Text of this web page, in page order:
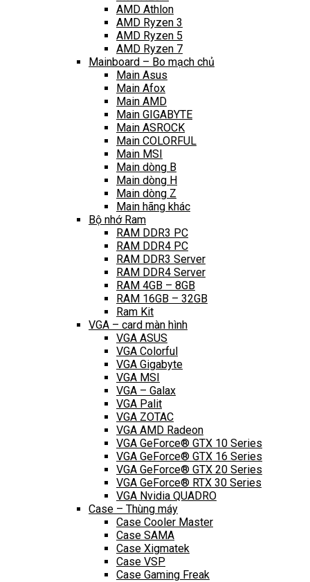
AMD Athlon
AMD Ryzen 3
AMD Ryzen 5
AMD Ryzen 7
Mainboard – Bo mạch chủ
Main Asus
Main Afox
Main AMD
Main GIGABYTE
Main ASROCK
Main COLORFUL
Main MSI
Main dòng B
Main dòng H
Main dòng Z
Main hãng khác
Bộ nhớ Ram
RAM DDR3 PC
RAM DDR4 PC
RAM DDR3 Server
RAM DDR4 Server
RAM 4GB – 8GB
RAM 16GB – 32GB
Ram Kit
VGA – card màn hình
VGA ASUS
VGA Colorful
VGA Gigabyte
VGA MSI
VGA – Galax
VGA Palit
VGA ZOTAC
VGA AMD Radeon
VGA GeForce® GTX 10 Series
VGA GeForce® GTX 16 Series
VGA GeForce® GTX 20 Series
VGA GeForce® RTX 30 Series
VGA Nvidia QUADRO
Case – Thùng máy
Case Cooler Master
Case SAMA
Case Xigmatek
Case VSP
Case Gaming Freak